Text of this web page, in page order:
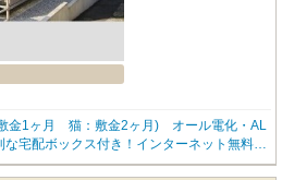
金1ヶ月 猫：敷金2ヶ月) オール電化・AL
宅配ボックス付き！インターネット無料！